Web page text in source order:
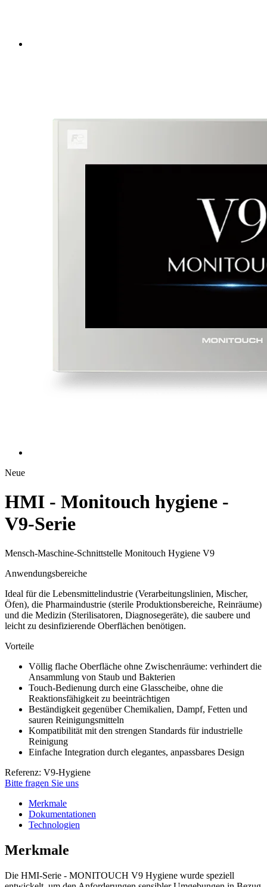
Neue
HMI - Monitouch hygiene -
V9-Serie
Mensch-Maschine-Schnittstelle Monitouch Hygiene V9
Anwendungsbereiche
Ideal für die Lebensmittelindustrie (Verarbeitungslinien, Mischer,
Öfen), die Pharmaindustrie (sterile Produktionsbereiche, Reinräume)
und die Medizin (Sterilisatoren, Diagnosegeräte), die saubere und
leicht zu desinfizierende Oberflächen benötigen.
Vorteile
Völlig flache Oberfläche ohne Zwischenräume: verhindert die
Ansammlung von Staub und Bakterien
Touch-Bedienung durch eine Glasscheibe, ohne die
Reaktionsfähigkeit zu beeinträchtigen
Beständigkeit gegenüber Chemikalien, Dampf, Fetten und
sauren Reinigungsmitteln
Kompatibilität mit den strengen Standards für industrielle
Reinigung
Einfache Integration durch elegantes, anpassbares Design
Referenz: V9-Hygiene
Bitte fragen Sie uns
Merkmale
Dokumentationen
Technologien
Merkmale
Die HMI-Serie - MONITOUCH V9 Hygiene wurde speziell